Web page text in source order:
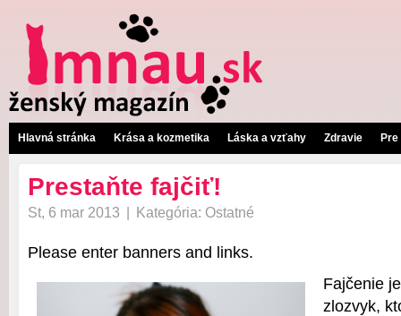
Hlavná stránka Krása a kozmetika Láska a vzťahy Zdravie
Prestaňte fajčiť!
St, 6 mar 2013 Kategória: Ostatné
Please enter banners and links.
Fajčenie
zlozvyk,